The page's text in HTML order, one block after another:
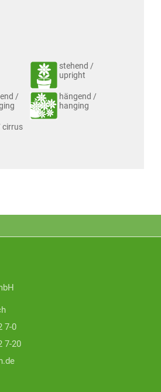
stehend /
upright
/
hängend /
hanging
cirrus
7-0
7-20
d